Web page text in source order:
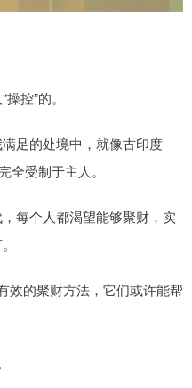
控”的。
足的处境中，就像古印度
全受制于主人。
每个人都渴望能够聚财，实
效的聚财方法，它们或许能帮